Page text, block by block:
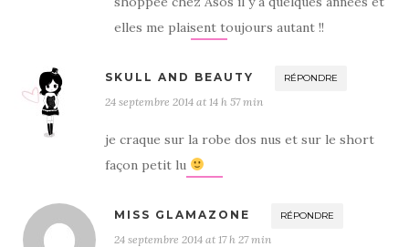
elles me plaisent toujours autant !!
SKULL AND BEAUTY RÉPONDRE
24 septembre 2014 at 14 h 57 min
je craque sur la robe dos nus et sur le short
façon petit lu
MISS GLAMAZONE RÉPONDRE
24 septembre 2014 at 17 h 27 min